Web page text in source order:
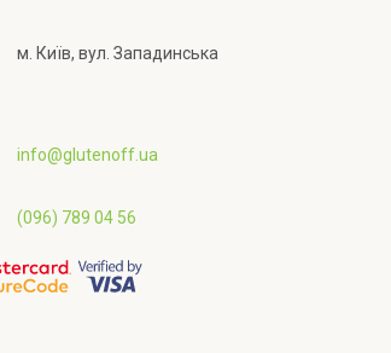
м. Київ, вул. Западинська
info@glutenoff.ua
(096) 789 04 56